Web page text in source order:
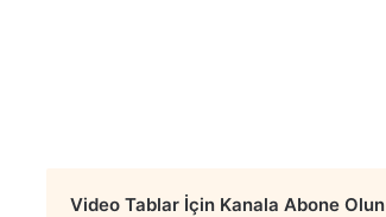
Video Tablar İçin Kanala Abone Olun